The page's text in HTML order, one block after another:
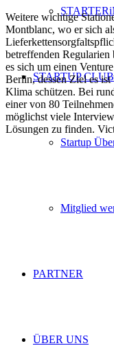
STARTUP CLUB
Startup
Mitglied
PARTNER
ÜBER UNS
Weitere wichtige
Montblanc, wo er sich
betreffenden
es sich um einen
Berlin, dessen Ziel es
Klima schützen. Bei
einer von 80
möglichst viele
Lösungen zu finden.